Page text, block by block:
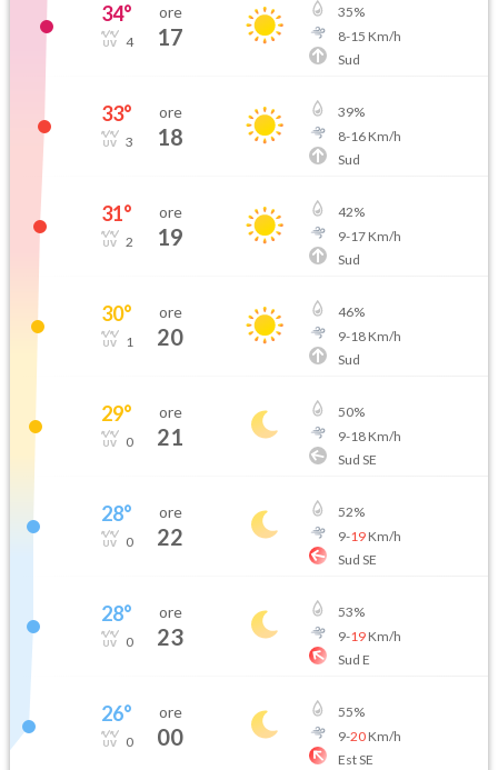
34°
4
ore
17
35%
8-15 Km/h
Sud
33°
3
ore
18
39%
8-16Km/h
Sud
31°
2
ore
19
42%
9-17Km/h
Sud
30°
1
ore
20
46%
9-18Km/h
Sud
29°
0
ore
21
50%
9-18Km/h
Sud SE
28°
0
ore
22
52%
9-19Km/h
Sud SE
28°
0
ore
23
53%
9-19Km/h
Sud E
26°
0
ore
00
55%
9-20Km/h
Est SE